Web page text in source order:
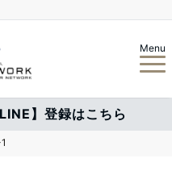
Menu
】登録はこちら